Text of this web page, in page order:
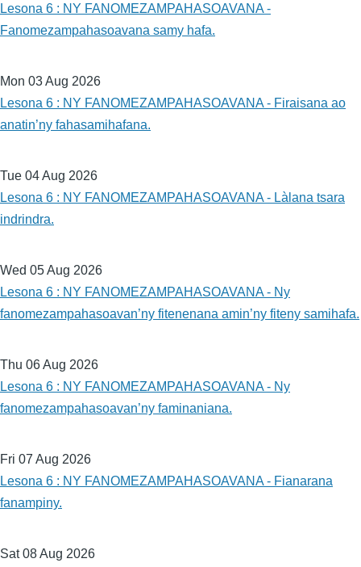
Lesona 6 : NY FANOMEZAMPAHASOAVANA -
Fanomezampahasoavana samy hafa.
Mon 03 Aug 2026
Lesona 6 : NY FANOMEZAMPAHASOAVANA - Firaisana ao
anatin’ny fahasamihafana.
Tue 04 Aug 2026
Lesona 6 : NY FANOMEZAMPAHASOAVANA - Làlana tsara
indrindra.
Wed 05 Aug 2026
Lesona 6 : NY FANOMEZAMPAHASOAVANA - Ny
fanomezampahasoavan’ny fitenenana amin’ny fiteny samihafa.
Thu 06 Aug 2026
Lesona 6 : NY FANOMEZAMPAHASOAVANA - Ny
fanomezampahasoavan’ny faminaniana.
Fri 07 Aug 2026
Lesona 6 : NY FANOMEZAMPAHASOAVANA - Fianarana
fanampiny.
Sat 08 Aug 2026